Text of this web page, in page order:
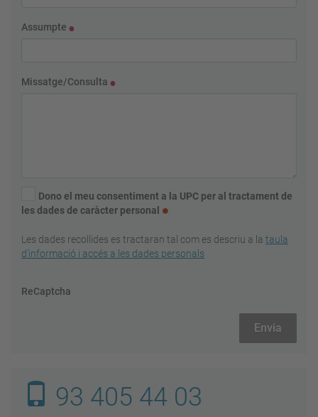
Assumpte
Missatge/Consulta
Dono el meu consentiment a la UPC per al tractament de
les dades de caràcter personal
Les dades recollides es tractaran tal com es descriu a la taula
d'informació i accés a les dades personals
ReCaptcha
93 405 44 03